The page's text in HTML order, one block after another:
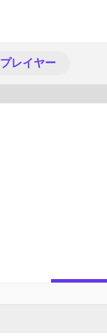
プレイヤー